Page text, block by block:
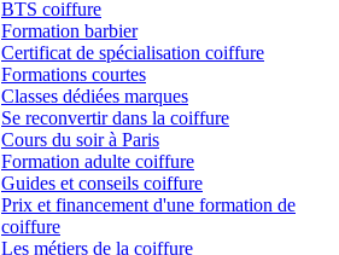
BTS coiffure
Formation barbier
Certificat de spécialisation coiffure
Formations courtes
Classes dédiées marques
Se reconvertir dans la coiffure
Cours du soir à Paris
Formation adulte coiffure
Guides et conseils coiffure
Prix et financement d'une formation de
coiffure
Les métiers de la coiffure